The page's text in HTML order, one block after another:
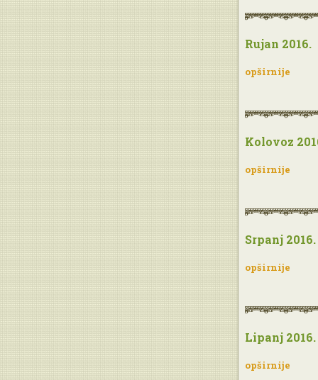
Rujan 2016.
opširnije
Kolovoz
opširnije
Srpanj 2016.
opširnije
Lipanj 2016.
opširnije